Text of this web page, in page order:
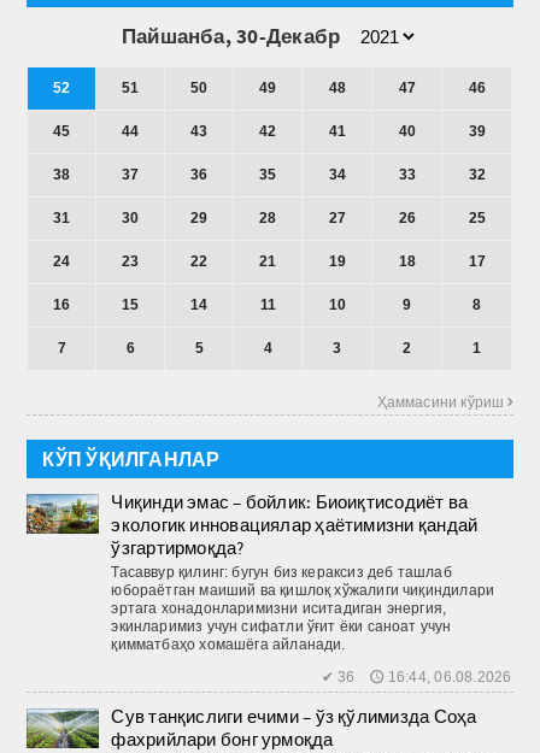
Пайшанба, 30-Декабр
52 51 50 49 48 47 46
45 44 43 42 41 40 39
38 37 36 35 34 33 32
31 30 29 28 27 26 25
24 23 22 21 19 18 17
16 15 14 11 10 9 8
7 6 5 4 3 2 1
Ҳаммасини кўриш 
КЎП ЎҚИЛГАНЛАР
Чиқинди эмас – бойлик: Биоиқтисодиёт ва
экологик инновациялар ҳаётимизни қандай
ўзгартирмоқда?
Тасаввур қилинг: бугун биз кераксиз деб ташлаб
юбораётган маиший ва қиш­лоқ хўжалиги чиқиндилари
эртага хонадонларимизни иситадиган энергия,
экинларимиз учун сифатли ўғит ёки саноат учун
қимматбаҳо хомашёга айланади.
✔ 36 🕔 16:44, 06.08.2026
Сув танқислиги ечими – ўз қўлимизда Соҳа
фахрийлари бонг урмоқда